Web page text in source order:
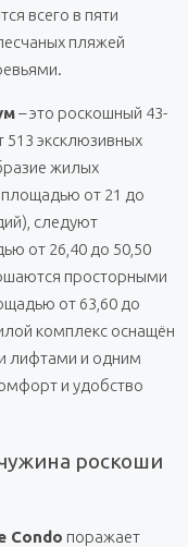
всего в пяти
пляжей
– это роскошный 43-
эксклюзивных
жилых
площадью от 21 до
следуют
от 26,40 до 50,50
просторными
от 63,60 до
комплекс оснащён
лифтами и одним
и удобство
роскоши
Condo поражает